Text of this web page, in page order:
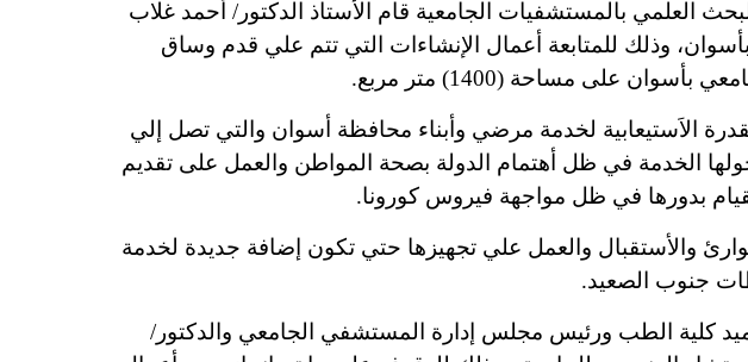
العلمي بالمستشفيات الجامعية قام الأستاذ الدكتور/ أحمد غلاب
وذلك للمتابعة أعمال الإنشاءات التي تتم علي قدم وساق
على مساحة (1400) متر مربع.
الاَستيعابية لخدمة مرضي وأبناء محافظة أسوان والتي تصل إلي
منها قريباً ودخولها الخدمة في ظل أهتمام الدولة بصحة المواطن والعمل على تقديم
بدورها في ظل مواجهة فيروس كورونا.
والأستقبال والعمل علي تجهيزها حتي تكون إضافة جديدة لخدمة
جنوب الصعيد.
كلية الطب ورئيس مجلس إدارة المستشفي الجامعي والدكتور/